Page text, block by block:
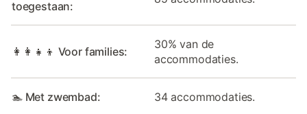
toegestaan:
👩‍👩‍👧‍👦 Voor families:
30% van de
accommodaties.
🏊 Met zwembad: 34 accommodaties.